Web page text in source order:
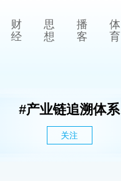
财
经
思
想
播
客
体
育
#产业链追溯体系
关注